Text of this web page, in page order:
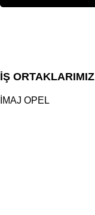
İŞ ORTAKLARIMIZ
İMAJ OPEL